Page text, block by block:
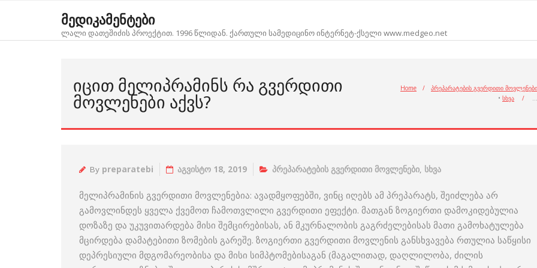
მედიკამენტები
ლალი დათეშიძის პროექტით. 1996 წლიდან. ქართული სამედიცინო ინტერნეტ-ქსელი www.medgeo.net
ᲘᲪᲘᲗ ᲛᲔᲚᲘᲞᲠᲐᲛᲘᲜᲡ ᲠᲐ ᲒᲕᲔᲠᲓᲘᲗᲘ
ᲛᲝᲕᲚᲔᲜᲔᲑᲘ ᲐᲥᲕᲡ?
Home /
პრეპარატების გვერდითი მოვლენები
• სხვა / …
By preparatebi აგვისტო 18, 2019 პრეპარატების გვერდითი მოვლენები, სხვა
მელიპრამინის გვერდითი მოვლენებია: ავადმყოფებში, ვინც იღებს ამ პრეპარატს, შეიძლება არ
გამოვლინდეს ყველა ქვემოთ ჩამოთვლილი გვერდითი ეფექტი. მათგან ზოგიერთი დამოკიდებულია
დოზაზე და უკუვითარდება მისი შემცირებისას, ან მკურნალობის გაგრძელებისას მათი გამოხატულება
მცირდება დამატებითი ზომების გარეშე. ზოგიერთი გვერდითი მოვლენის განსხვავება რთულია საწყისი
დეპრესიული მდგომარეობისა და მისი სიმპტომებისაგან (მაგალითად, დაღლილობა, ძილის